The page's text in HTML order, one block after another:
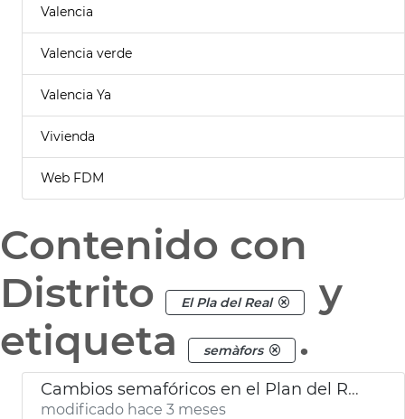
Valencia
Valencia verde
Valencia Ya
Vivienda
Web FDM
Contenido con
Distrito
El Pla del Real
y
etiqueta
semàfors .
Cambios semafóricos en el Plan del Real València
modificado hace 3 meses